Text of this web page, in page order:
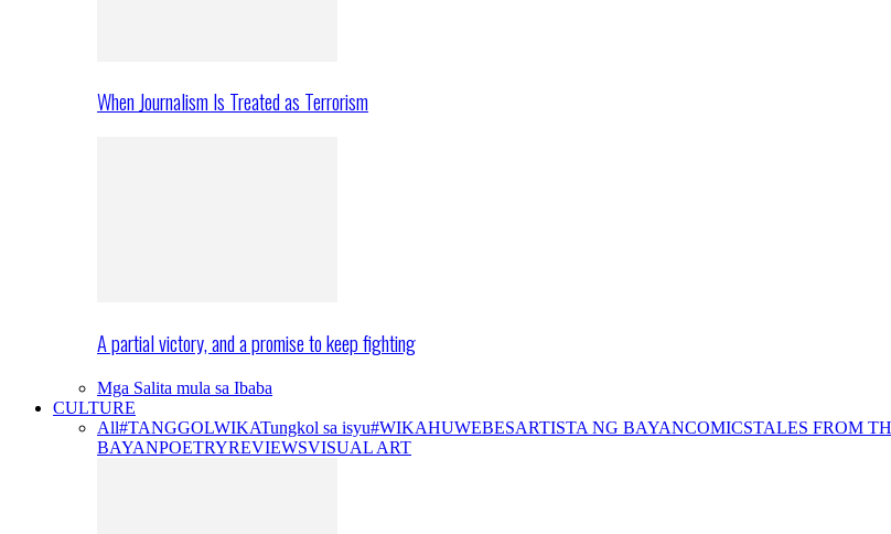
When Journalism Is Treated as Terrorism
A partial victory, and a promise to keep fighting
Mga Salita mula sa Ibaba
CULTURE
All#TANGGOLWIKATungkol sa isyu#WIKAHUWEBESARTISTA NG BAYANCOMICSTALES FROM
BAYANPOETRYREVIEWSVISUAL ART